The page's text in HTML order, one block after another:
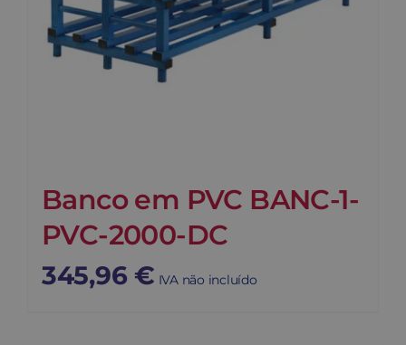
Banco em PVC BANC-1-
PVC-2000-DC
345,96 € IVA não incluído